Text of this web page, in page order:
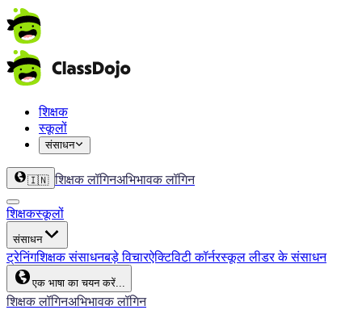
शिक्षक
स्कूलों
संसाधन
🇮🇳 शिक्षक लॉगिनअभिभावक लॉगिन
शिक्षकस्कूलों
संसाधन
ट्रेनिंगशिक्षक संसाधनबड़े विचारऐक्टिविटी कॉर्नरस्कूल लीडर के संसाधन
एक भाषा का चयन करें...
शिक्षक लॉगिनअभिभावक लॉगिन